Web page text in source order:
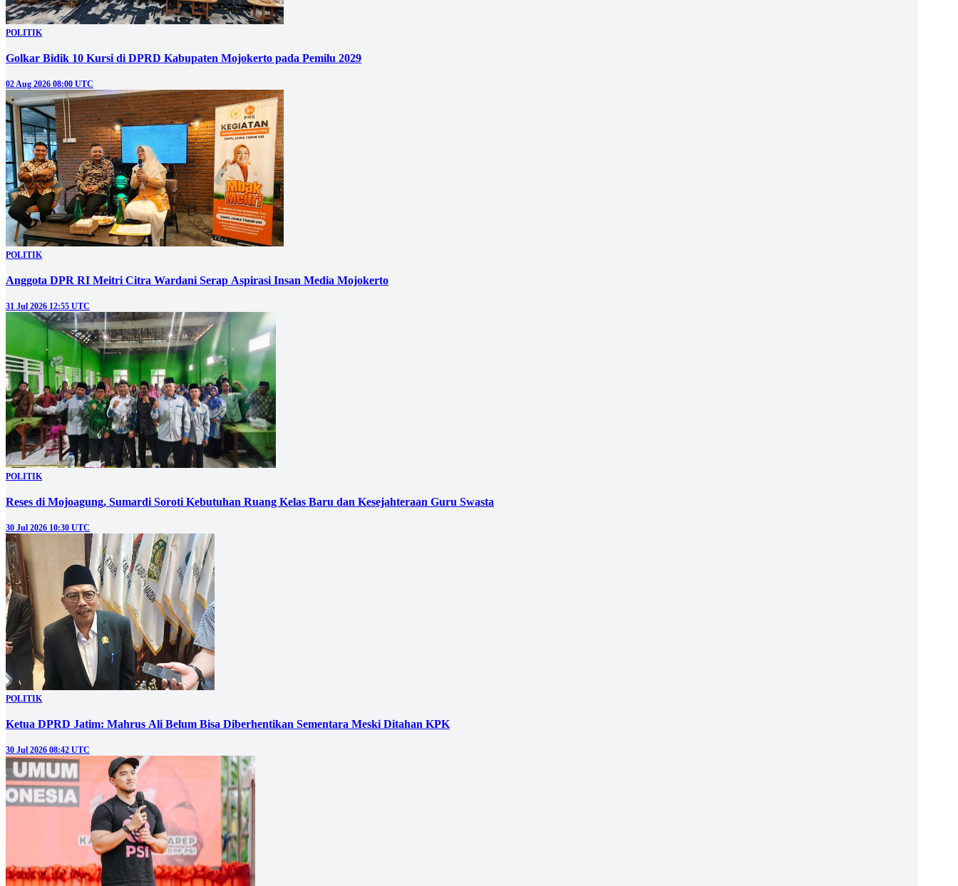
POLITIK
Golkar Bidik 10 Kursi di DPRD Kabupaten Mojokerto pada Pemilu 2029
02 Aug 2026 08:00 UTC
POLITIK
Anggota DPR RI Meitri Citra Wardani Serap Aspirasi Insan Media Mojokerto
31 Jul 2026 12:55 UTC
POLITIK
Reses di Mojoagung, Sumardi Soroti Kebutuhan Ruang Kelas Baru dan Kesejahteraan Guru Swasta
30 Jul 2026 10:30 UTC
POLITIK
Ketua DPRD Jatim: Mahrus Ali Belum Bisa Diberhentikan Sementara Meski Ditahan KPK
30 Jul 2026 08:42 UTC